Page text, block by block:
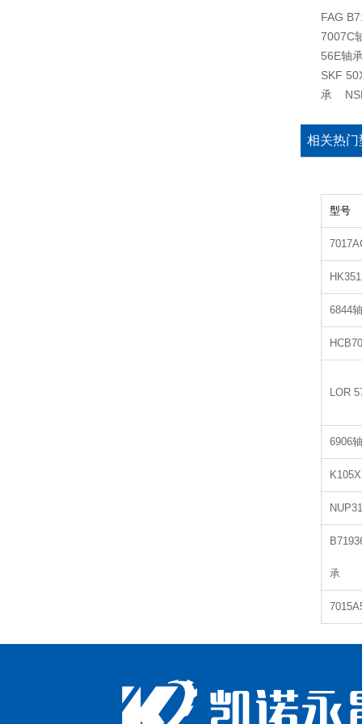
FAG
7007C
56E轴
SKF
承
相关热门
型号
6844
LOR
6906
承